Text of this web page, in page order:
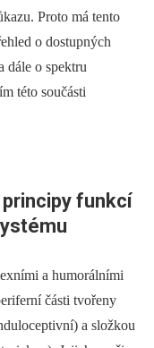
Proto má tento
o dostupných
dále o spektru
této součásti
funkcí
a humorálními
části tvořeny
a složkou